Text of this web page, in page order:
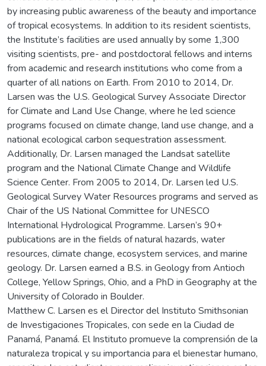
by increasing public awareness of the beauty and importance
of tropical ecosystems. In addition to its resident scientists,
the Institute’s facilities are used annually by some 1,300
visiting scientists, pre- and postdoctoral fellows and interns
from academic and research institutions who come from a
quarter of all nations on Earth. From 2010 to 2014, Dr.
Larsen was the U.S. Geological Survey Associate Director
for Climate and Land Use Change, where he led science
programs focused on climate change, land use change, and a
national ecological carbon sequestration assessment.
Additionally, Dr. Larsen managed the Landsat satellite
program and the National Climate Change and Wildlife
Science Center. From 2005 to 2014, Dr. Larsen led U.S.
Geological Survey Water Resources programs and served as
Chair of the US National Committee for UNESCO
International Hydrological Programme. Larsen’s 90+
publications are in the fields of natural hazards, water
resources, climate change, ecosystem services, and marine
geology. Dr. Larsen earned a B.S. in Geology from Antioch
College, Yellow Springs, Ohio, and a PhD in Geography at the
University of Colorado in Boulder.
Matthew C. Larsen es el Director del Instituto Smithsonian
de Investigaciones Tropicales, con sede en la Ciudad de
Panamá, Panamá. El Instituto promueve la comprensión de la
naturaleza tropical y su importancia para el bienestar humano,